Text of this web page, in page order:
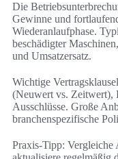
Die
Gewinne und
Wiederanlaufphase.
beschädigter
und Umsatzersatz.
Wichtige
(Neuwert vs. Zeitwert),
Ausschlüsse. Große
branchenspezifische
Praxis-Tipp: Vergleiche